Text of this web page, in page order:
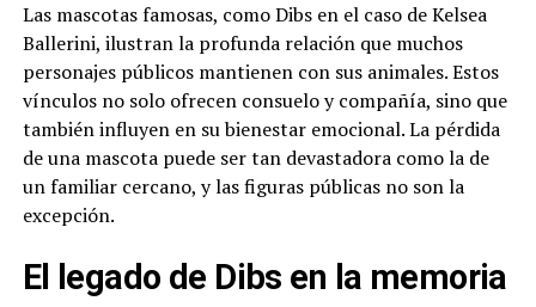
Las mascotas famosas, como Dibs en el caso de Kelsea
Ballerini, ilustran la profunda relación que muchos
personajes públicos mantienen con sus animales. Estos
vínculos no solo ofrecen consuelo y compañía, sino que
también influyen en su bienestar emocional. La pérdida
de una mascota puede ser tan devastadora como la de
un familiar cercano, y las figuras públicas no son la
excepción.
El legado de Dibs en la memoria